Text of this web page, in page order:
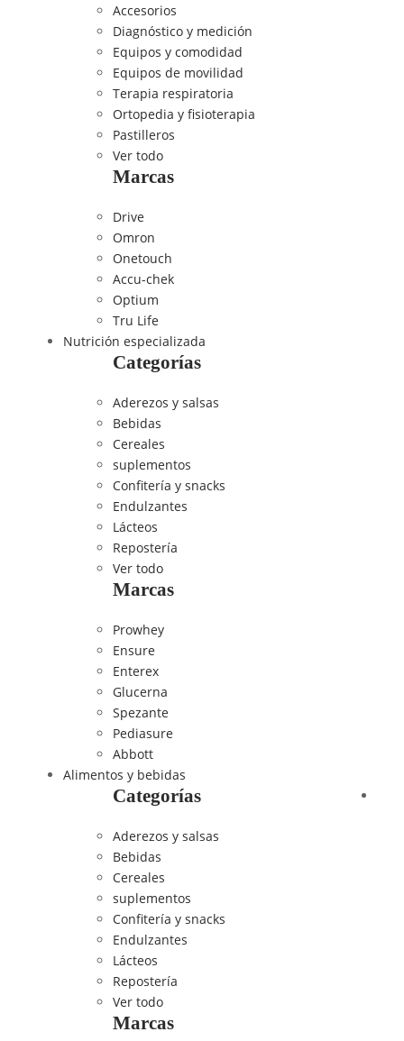
Accesorios
Diagnóstico y medición
Equipos y comodidad
Equipos de movilidad
Terapia respiratoria
Ortopedia y fisioterapia
Pastilleros
Ver todo
Marcas
Drive
Omron
Onetouch
Accu-chek
Optium
Tru Life
Nutrición especializada
Categorías
Aderezos y salsas
Bebidas
Cereales
suplementos
Confitería y snacks
Endulzantes
Lácteos
Repostería
Ver todo
Marcas
Prowhey
Ensure
Enterex
Glucerna
Spezante
Pediasure
Abbott
Alimentos y bebidas
Categorías
Aderezos y salsas
Bebidas
Cereales
suplementos
Confitería y snacks
Endulzantes
Lácteos
Repostería
Ver todo
Marcas